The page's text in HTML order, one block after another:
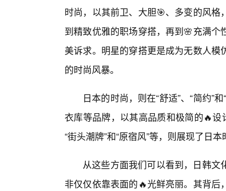
时尚，以其前卫、大胆🎯、多变的风
到精致优雅的职场穿搭，再到🌸充满
美诉求。明星的穿搭更是成为无数人
的时尚风暴。
日本的时尚，则在“舒适”、“简约”
衣库等品牌，以其高品质和极简的🔥
“街头潮牌”和“原宿风”等，则展现了日
从这些方面我们可以看到，日韩
非仅仅依靠表面的🔥光鲜亮丽。其背